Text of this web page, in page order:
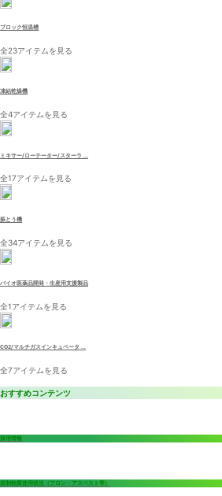
ブロック恒温槽
全23アイテムを見る
凍結乾燥機
全4アイテムを見る
ミキサー/ローテーター/スターラ ...
全17アイテムを見る
振とう機
全34アイテムを見る
バイオ医薬品開発・生産用支援製品
全1アイテムを見る
CO2/マルチガスインキュベータ ...
全7アイテムを見る
おすすめコンテンツ
採用情報
規制物質使用状況（フロン・アスベスト等）